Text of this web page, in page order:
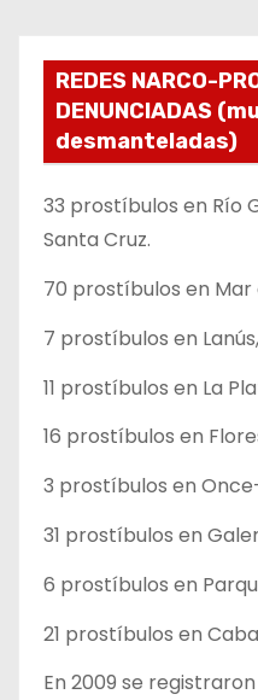
REDES NARCO-
DENUNCIADAS
desmanteladas)
33 prostíbulos en Río
Santa Cruz.
70 prostíbulos en Mar
7 prostíbulos en
11 prostíbulos en La
16 prostíbulos en
3 prostíbulos en
31 prostíbulos en
6 prostíbulos en
21 prostíbulos en
En 2009 se